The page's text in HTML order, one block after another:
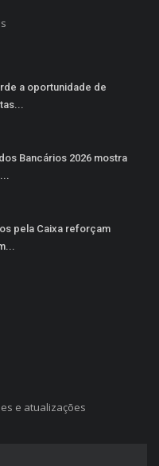
a oportunidade de
Bancários 2026 mostra
pela Caixa reforçam
e atualizações